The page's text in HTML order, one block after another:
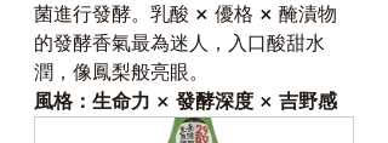
菌進行發酵。乳酸 × 優格 × 醃漬物
的發酵香氣最為迷人，入口酸甜水
潤，像鳳梨般亮眼。
風格：生命力 × 發酵深度 × 吉野感